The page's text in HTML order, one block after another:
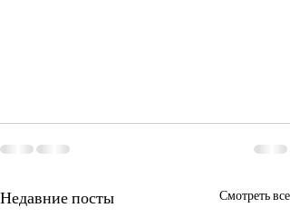
Недавние посты Смотреть все